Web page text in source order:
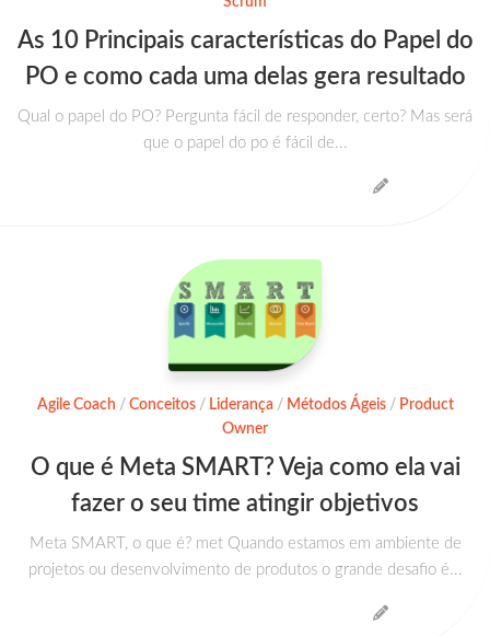
As 10 Principais características do Papel do
PO e como cada uma delas gera resultado
Qual o papel do PO? Pergunta fácil de responder, certo? Mas será
que o papel do po é fácil de...
Agile Coach / Conceitos/ Liderança/ Métodos Ágeis/ Product
Owner
O que é Meta SMART? Veja como ela vai
fazer o seu time atingir objetivos
Meta SMART, o que é? met Quando estamos em ambiente de
projetos ou desenvolvimento de produtos o grande desafio é...